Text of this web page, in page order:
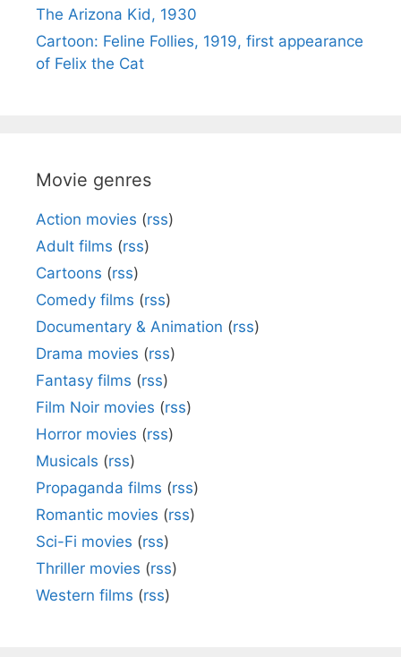
The Arizona Kid, 1930
Cartoon: Feline Follies, 1919, first appearance
of Felix the Cat
Movie genres
Action movies (rss)
Adult films (rss)
Cartoons (rss)
Comedy films (rss)
Documentary & Animation (rss)
Drama movies (rss)
Fantasy films (rss)
Film Noir movies (rss)
Horror movies (rss)
Musicals (rss)
Propaganda films (rss)
Romantic movies (rss)
Sci-Fi movies (rss)
Thriller movies (rss)
Western films (rss)